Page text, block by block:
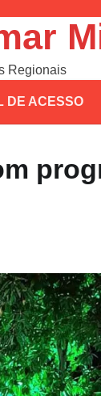
Regionais
DE ACESSO